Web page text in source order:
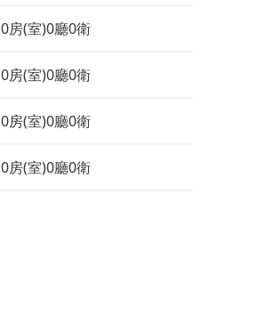
0房(室)0廳0衛
0房(室)0廳0衛
0房(室)0廳0衛
0房(室)0廳0衛